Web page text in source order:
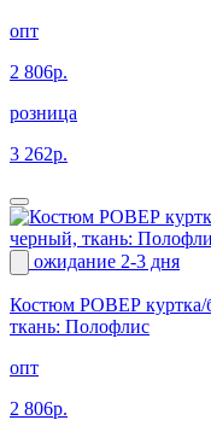
опт
2 806р.
розница
3 262р.
ожидание 2-3 дня
Костюм РОВЕР куртка/
ткань: Полофлис
опт
2 806р.